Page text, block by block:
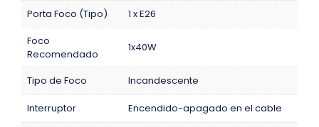
Porta Foco (Tipo)
1 x E26
Foco
Recomendado
1x40W
Tipo de Foco Incandescente
Interruptor
Encendido-apagado en el cable